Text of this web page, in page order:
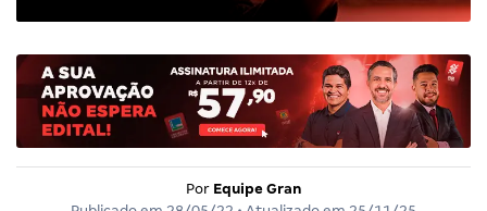
Por Equipe Gran